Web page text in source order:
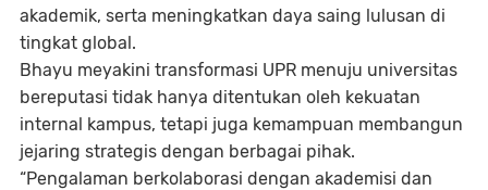
akademik, serta meningkatkan daya saing lulusan di
tingkat global.
Bhayu meyakini transformasi UPR menuju universitas
bereputasi tidak hanya ditentukan oleh kekuatan
internal kampus, tetapi juga kemampuan membangun
jejaring strategis dengan berbagai pihak.
“Pengalaman berkolaborasi dengan akademisi dan